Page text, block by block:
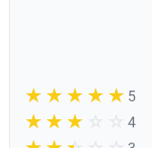
☆☆☆☆☆
★★★★★ 5
☆☆☆☆☆
★★★★ 4